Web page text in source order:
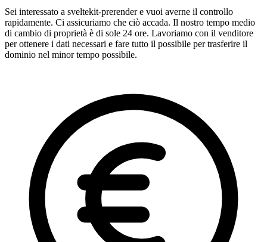
Sei interessato a sveltekit-prerender e vuoi averne il controllo
rapidamente. Ci assicuriamo che ciò accada. Il nostro tempo medio
di cambio di proprietà è di sole 24 ore. Lavoriamo con il venditore
per ottenere i dati necessari e fare tutto il possibile per trasferire il
dominio nel minor tempo possibile.